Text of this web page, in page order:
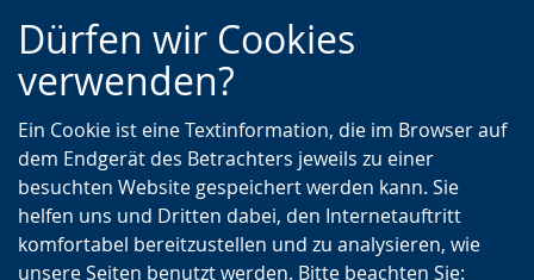
Zur
Hauptnavigation
Zur
Seitennavigation
Zum
Inhalt
Dürfen wir Cookies
verwenden?
Ein Cookie ist eine Textinformation, die im Browser auf
dem Endgerät des Betrachters jeweils zu einer
besuchten Website gespeichert werden kann. Sie
helfen uns und Dritten dabei, den Internetauftritt
komfortabel bereitzustellen und zu analysieren, wie
unsere Seiten benutzt werden. Bitte beachten Sie: